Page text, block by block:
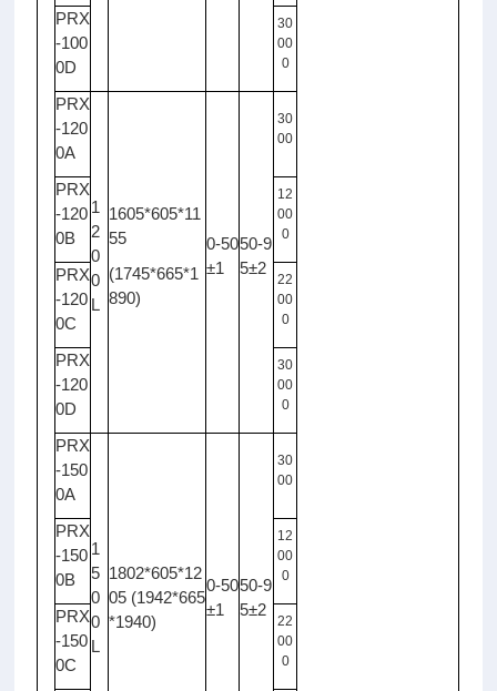
PRX
-100
0D
30
00
0
PRX
-120
0A
1
2
0
0
L
1605*605*11
55
(1745*665*1
890)
0-50
±1
50-9
5±2
30
00
PRX
-120
0B
12
00
0
PRX
-120
0C
22
00
0
PRX
-120
0D
30
00
0
PRX
-150
0A
1
5
0
0
L
1802*605*12
05 (1942*665
*1940)
0-50
±1
50-9
5±2
30
00
PRX
-150
0B
12
00
0
PRX
-150
0C
22
00
0